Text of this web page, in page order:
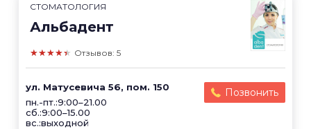
СТОМАТОЛОГИЯ
Альбадент
★★★★★ Отзывов: 5
ул. Матусевича 56, пом. 150
пн.-пт.:9:00–21.00
сб.:9:00–15.00
вс.:выходной
Позвонить